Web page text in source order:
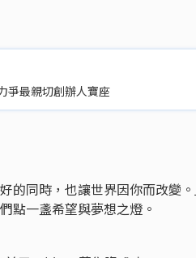
爭最親切創辦人寶座
的同時，也讓世界因你而改變。
點一盞希望與夢想之燈。